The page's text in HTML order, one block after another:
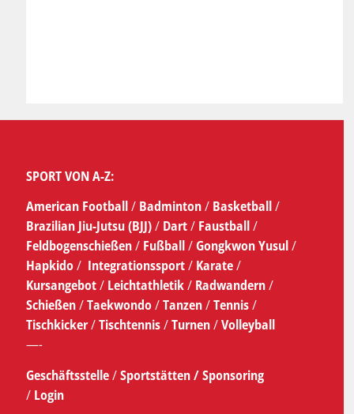
SPORT VON A-Z:
American Football/ Badminton/ Basketball/
Brazilian Jiu-Jutsu (BJJ)/ Dart/ Faustball/
Feldbogenschießen/ Fußball/Gongkwon Yusul/
Hapkido/ Integrationssport/ Karate/
Kursangebot/Leichtathletik/ Radwandern/
Schießen/Taekwondo/Tanzen/Tennis/
Tischkicker/Tischtennis/Turnen/Volleyball
—-
Geschäftsstelle/Sportstätten /Sponsoring
/ Login